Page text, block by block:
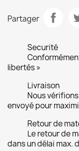
Partager
Securité
libertés »
Livraison
Nous
envoyé pour
Retour de
Le retour de
dans un délai max.